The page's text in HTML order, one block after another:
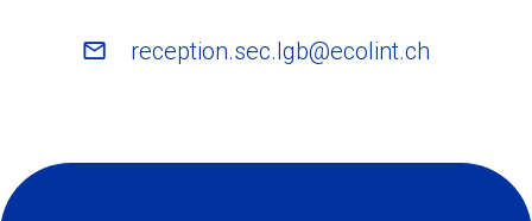
reception.sec.lgb@ecolint.ch